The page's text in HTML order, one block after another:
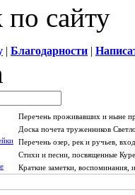
сайту
| Благодарности |
Перечень проживавших и ныне
Доска почета труженников
Перечень озер, рек и ручьев,
Стихи и песни, посвященные
Краткие заметки, воспоминания,